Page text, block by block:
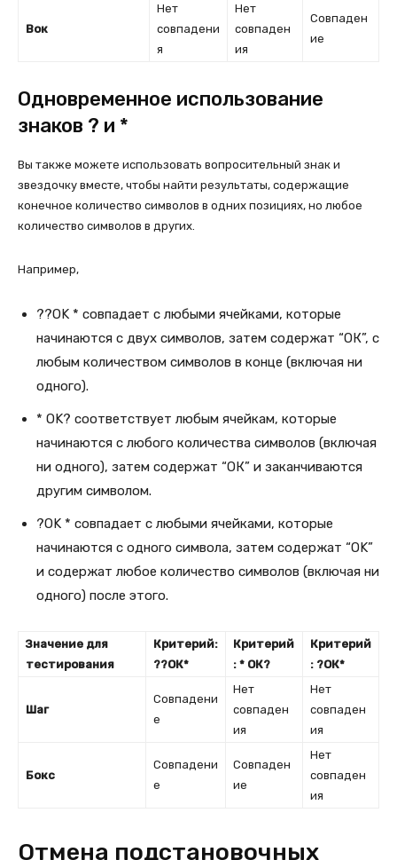
Вок
Нет
совпадени
я
Нет
совпаден
ия
Совпаден
ие
Одновременное использование
знаков ? и *
Вы также можете использовать вопросительный знак и
звездочку вместе, чтобы найти результаты, содержащие
конечное количество символов в одних позициях, но любое
количество символов в других.
Например,
??OK * совпадает с любыми ячейками, которые
начинаются с двух символов, затем содержат “ОК”, с
любым количеством символов в конце (включая ни
одного).
* OK? соответствует любым ячейкам, которые
начинаются с любого количества символов (включая
ни одного), затем содержат “ОК” и заканчиваются
другим символом.
?OK * совпадает с любыми ячейками, которые
начинаются с одного символа, затем содержат “OK”
и содержат любое количество символов (включая ни
одного) после этого.
Значение для
тестирования
Критерий:
??ОК*
Критерий
: * ОК?
Критерий
: ?ОК*
Шаг
Совпадени
е
Нет
совпаден
ия
Нет
совпаден
ия
Бокс
Совпадени
е
Совпаден
ие
Нет
совпаден
ия
Отмена подстановочных